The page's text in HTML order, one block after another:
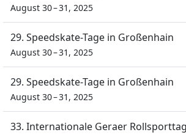
August 30 – 31, 2025
29. Speedskate-Tage in Großenhain
August 30 – 31, 2025
29. Speedskate-Tage in Großenhain
August 30 – 31, 2025
33. Internationale Geraer